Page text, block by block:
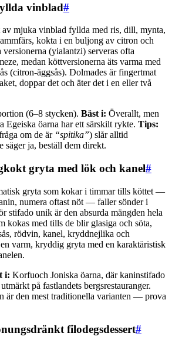
vinblad#
av mjuka vinblad fyllda med ris, dill, mynta,
kokta i en buljong av citron och
(yialantzi) serveras ofta
medan köttversionerna äts varma med
(citron-äggsås). Dolmades är fingertmat
doppar det och äter det i en eller två
(6–8 stycken). Bäst i: Överallt, men
Egeiska öarna har ett särskilt rykte. Tips:
om de är “spitika”) slår alltid
ja, beställ dem direkt.
gryta med lök och kanel#
gryta som kokar i timmar tills köttet —
numera oftast nöt — faller sönder i
stifado unik är den absurda mängden hela
kokas med tills de blir glasiga och söta,
rödvin, kanel, kryddnejlika och
varm, kryddig gryta med en karaktäristisk
i: Korfuoch Joniska öarna, där kaninstifado
på fastlandets bergsrestauranger.
är den mest traditionella varianten — prova
filodegsdessert#